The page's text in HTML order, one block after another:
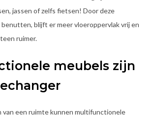
jassen of zelfs fietsen! Door deze
blijft er meer vloeroppervlak vrij en
ruimer.
meubels zijn
van een ruimte kunnen multifunctionele